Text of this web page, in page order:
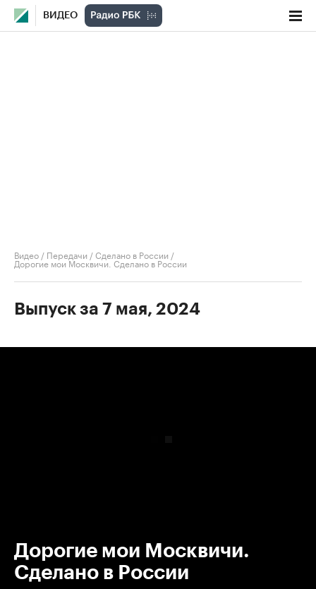
ВИДЕО
Видео / Передачи /Сделано в России /
Дорогие мои Москвичи. Сделано в России
Выпуск за 7 мая, 2024
Дорогие мои Москвичи.
Сделано в России